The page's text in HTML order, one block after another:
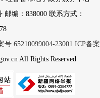
编：838000 联系方式：
号:65210099004-23001 ICP备案
All Rights Reserved